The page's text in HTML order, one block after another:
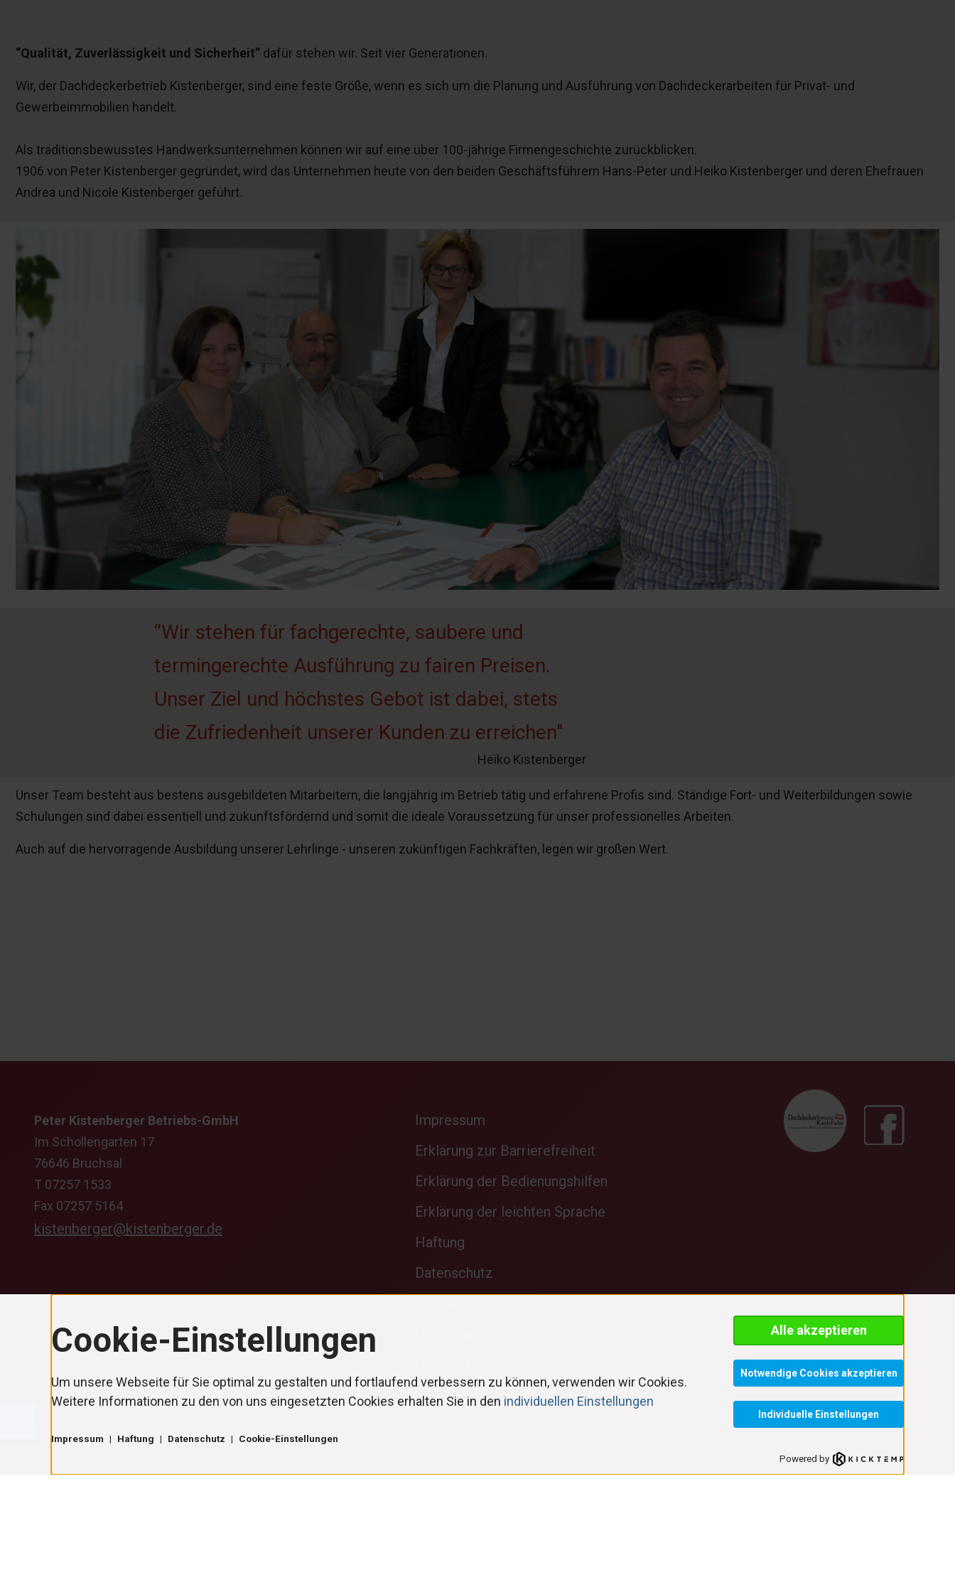
“Qualität, Zuverlässigkeit und Sicherheit” dafür stehen wir. Seit vier Generationen.
Wir, der Dachdeckerbetrieb Kistenberger, sind eine feste Größe, wenn es sich um die Planung und Ausführung von Dachdeckerarbeiten für Privat- und
Gewerbeimmobilien handelt.
Als traditionsbewusstes Handwerksunternehmen können wir auf eine über 100-jährige Firmengeschichte zurückblicken.
1906 von Peter Kistenberger gegründet, wird das Unternehmen heute von den beiden Geschäftsführern Hans-Peter und Heiko Kistenberger und deren Ehefrauen
Andrea und Nicole Kistenberger geführt.
“Wir stehen für fachgerechte, saubere und
termingerechte Ausführung zu fairen Preisen.
Unser Ziel und höchstes Gebot ist dabei, stets
die Zufriedenheit unserer Kunden zu erreichen"
Heiko Kistenberger
Unser Team besteht aus bestens ausgebildeten Mitarbeitern, die langjährig im Betrieb tätig und erfahrene Profis sind. Ständige Fort- und Weiterbildungen sowie
Schulungen sind dabei essentiell und zukunftsfördernd und somit die ideale Voraussetzung für unser professionelles Arbeiten.
Auch auf die hervorragende Ausbildung unserer Lehrlinge - unseren zukünftigen Fachkräften, legen wir großen Wert.
Peter Kistenberger Betriebs-GmbH
Im Schollengarten 17
76646 Bruchsal
T 07257 1533
Fax 07257 5164
kistenberger@kistenberger.de
Impressum
Erklärung zur Barrierefreiheit
Erklärung der Bedienungshilfen
Erklärung der leichten Sprache
Haftung
Datenschutz
© 2025 • Peter Kistenberger Betriebs-GmbH
Sie
um
die
zu
ESC
Cookie-Einstellungen
Um unsere Webseite für Sie optimal zu gestalten und fortlaufend verbessern zu können, verwenden wir Cookies.
Weitere Informationen zu den von uns eingesetzten Cookies erhalten Sie in den individuellen Einstellungen
Alle akzeptieren
Notwendige Cookies akzeptieren
Individuelle Einstellungen
Impressum | Haftung | Datenschutz |
Cookie-Einstellungen
Powered by